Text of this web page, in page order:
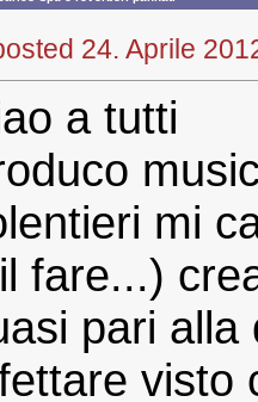
24. Aprile
a tutti
mi
fare...)
pari alla
visto